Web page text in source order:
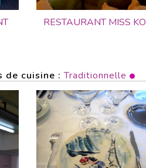
RESTAURANT MISS KO
de cuisine :Traditionnelle